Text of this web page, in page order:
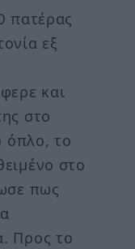
πατέρας
εξ
και
στο
όπλο, το
στο
πως
Προς το